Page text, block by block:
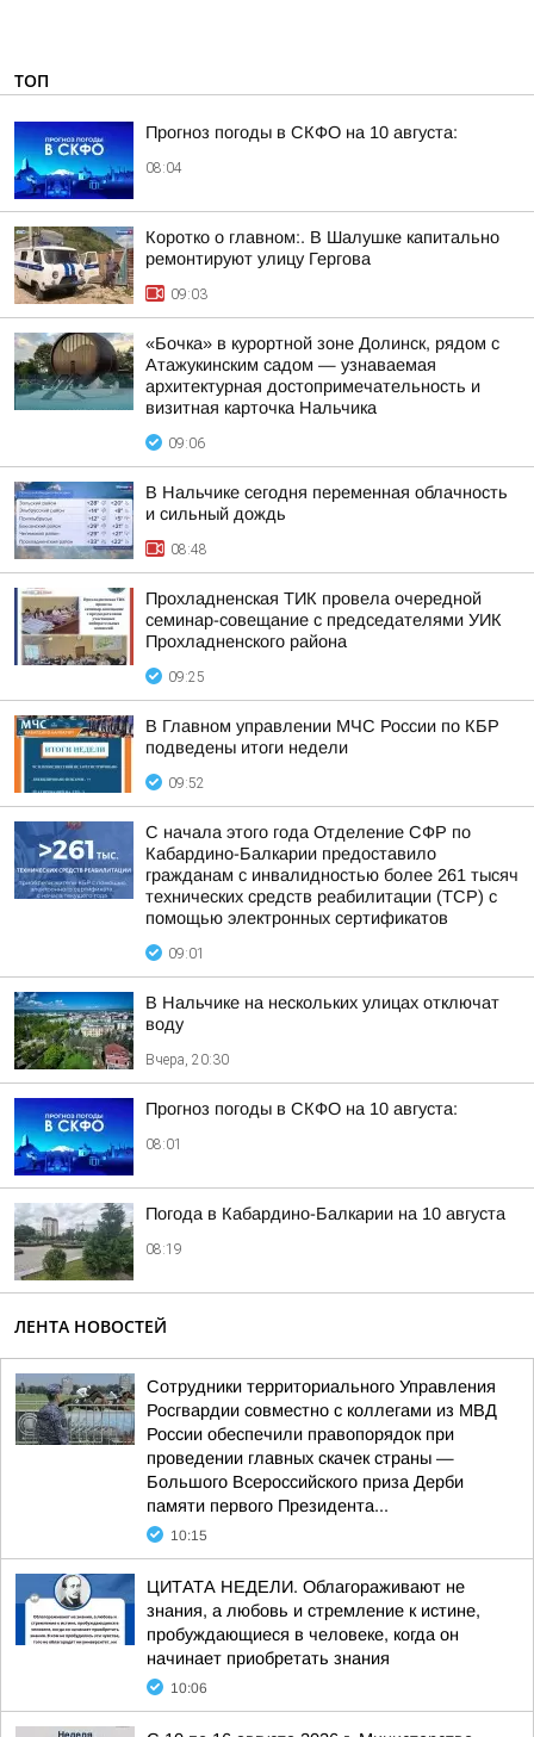
ТОП
Прогноз погоды в СКФО на 10 августа:
08:04
Коротко о главном:. В Шалушке капитально
ремонтируют улицу Гергова
09:03
«Бочка» в курортной зоне Долинск, рядом с
Атажукинским садом — узнаваемая
архитектурная достопримечательность и
визитная карточка Нальчика
09:06
В Нальчике сегодня переменная облачность
и сильный дождь
08:48
Прохладненская ТИК провела очередной
семинар-совещание с председателями УИК
Прохладненского района
09:25
В Главном управлении МЧС России по КБР
подведены итоги недели
09:52
С начала этого года Отделение СФР по
Кабардино-Балкарии предоставило
гражданам с инвалидностью более 261 тысяч
технических средств реабилитации (ТСР) с
помощью электронных сертификатов
09:01
В Нальчике на нескольких улицах отключат
воду
Вчера, 20:30
Прогноз погоды в СКФО на 10 августа:
08:01
Погода в Кабардино-Балкарии на 10 августа
08:19
ЛЕНТА НОВОСТЕЙ
Сотрудники территориального Управления
Росгвардии совместно с коллегами из МВД
России обеспечили правопорядок при
проведении главных скачек страны —
Большого Всероссийского приза Дерби
памяти первого Президента...
10:15
ЦИТАТА НЕДЕЛИ. Облагораживают не
знания, а любовь и стремление к истине,
пробуждающиеся в человеке, когда он
начинает приобретать знания
10:06